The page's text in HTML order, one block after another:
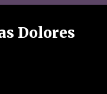
Dolores